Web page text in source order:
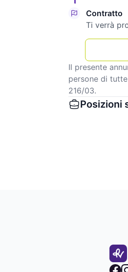
Contratto
Ti verrà
Il presente
persone di
216/03.
Posizioni